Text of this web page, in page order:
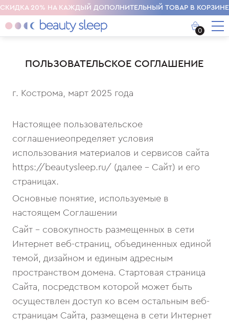
СКИДКА 20% НА КАЖДЫЙ ДОПОЛНИТЕЛЬНЫЙ ТОВАР В КОРЗИНЕ
0
ПОЛЬЗОВАТЕЛЬСКОЕ СОГЛАШЕНИЕ
г. Кострома, март 2025 года
Настоящее пользовательское
соглашениеопределяет условия
использования материалов и сервисов сайта
https://beautysleep.ru/ (далее - Сайт) и его
страницах.
Основные понятие, используемые в
настоящем Соглашении
Сайт – совокупность размещенных в сети
Интернет веб-страниц, объединенных единой
темой, дизайном и единым адресным
пространством домена. Стартовая страница
Сайта, посредством которой может быть
осуществлен доступ ко всем остальным веб-
страницам Сайта, размещена в сети Интернет